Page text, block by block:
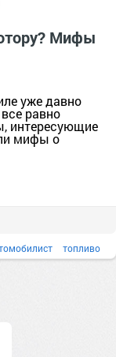
Мифы
уже давно
равно
интересующие
мифы о
топливо